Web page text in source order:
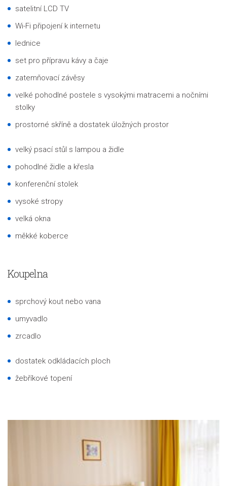
satelitní LCD TV
Wi-Fi připojení k internetu
lednice
set pro přípravu kávy a čaje
zatemňovací závěsy
velké pohodlné postele s vysokými matracemi a nočními
stolky
prostorné skříně a dostatek úložných prostor
velký psací stůl s lampou a židle
pohodlné židle a křesla
konferenční stolek
vysoké stropy
velká okna
měkké koberce
Koupelna
sprchový kout nebo vana
umyvadlo
zrcadlo
dostatek odkládacích ploch
žebříkové topení